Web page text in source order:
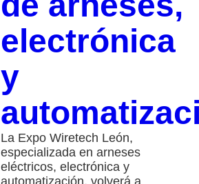
electrónica
y
La Expo Wiretech León,
especializada en arneses
eléctricos, electrónica y